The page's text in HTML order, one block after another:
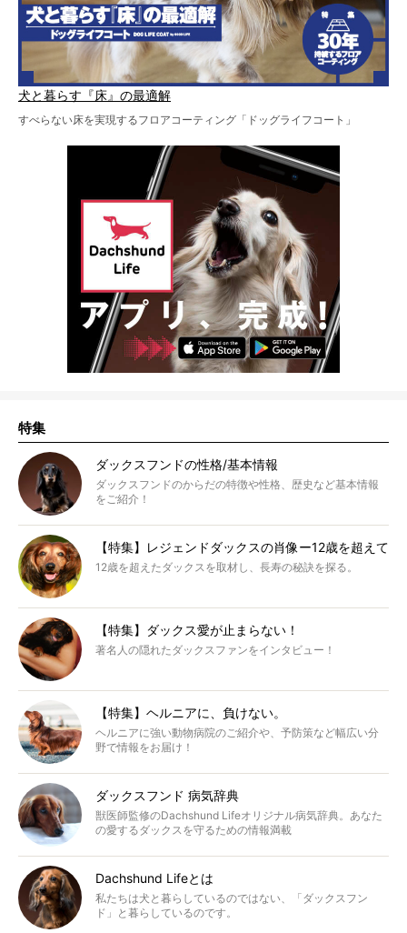
犬と暮らす『床』の最適解
すべらない床を実現するフロアコーティング「ドッグライフコート」
特集
ダックスフンドの性格/基本情報
ダックスフンドのからだの特徴や性格、歴史など基本情報
をご紹介！
【特集】レジェンドダックスの肖像ー12歳を超えて
12歳を超えたダックスを取材し、長寿の秘訣を探る。
【特集】ダックス愛が止まらない！
著名人の隠れたダックスファンをインタビュー！
【特集】ヘルニアに、負けない。
ヘルニアに強い動物病院のご紹介や、予防策など幅広い分
野で情報をお届け！
ダックスフンド 病気辞典
獣医師監修のDachshund Lifeオリジナル病気辞典。あなた
の愛するダックスを守るための情報満載
Dachshund Lifeとは
私たちは犬と暮らしているのではない、「ダックスフン
ド」と暮らしているのです。